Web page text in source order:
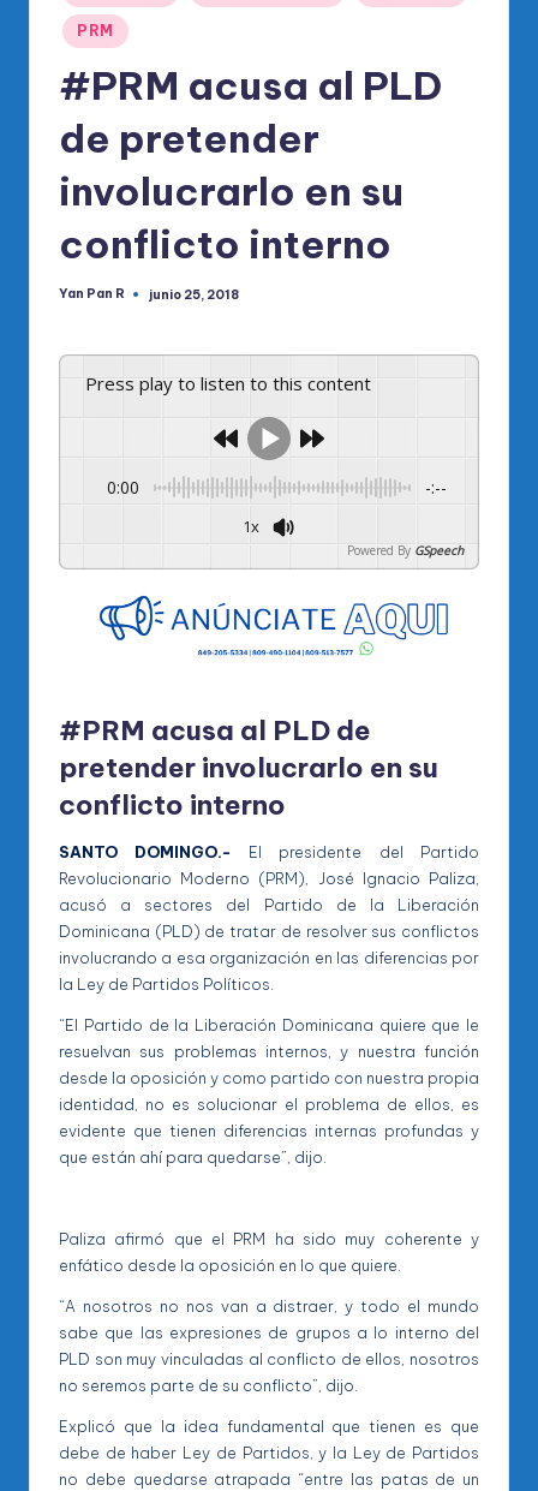
di
O
ci
al
el
en
PRM
#PRM acusa al PLD
de pretender
involucrarlo en su
conflicto interno
Publicado
Yan Pan R junio 25, 2018
Press play to listen to this content
0:00 -:--
1x
Powered By GSpeech
#PRM acusa al PLD de
pretender involucrarlo en su
conflicto interno
SANTO DOMINGO.- El presidente del Partido
Revolucionario Moderno (PRM), José Ignacio Paliza,
acusó a sectores del Partido de la Liberación
Dominicana (PLD) de tratar de resolver sus conflictos
involucrando a esa organización en las diferencias por
la Ley de Partidos Políticos.
“El Partido de la Liberación Dominicana quiere que le
resuelvan sus problemas internos, y nuestra función
desde la oposición y como partido con nuestra propia
identidad, no es solucionar el problema de ellos, es
evidente que tienen diferencias internas profundas y
que están ahí para quedarse”, dijo.
Paliza afirmó que el PRM ha sido muy coherente y
enfático desde la oposición en lo que quiere.
“A nosotros no nos van a distraer, y todo el mundo
sabe que las expresiones de grupos a lo interno del
PLD son muy vinculadas al conflicto de ellos, nosotros
no seremos parte de su conflicto”, dijo.
Explicó que la idea fundamental que tienen es que
debe de haber Ley de Partidos, y la Ley de Partidos
no debe quedarse atrapada “entre las patas de un